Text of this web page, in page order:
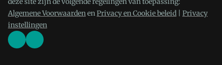
Algemene VoorwaardenenPrivacy en Cookie beleid
Privacy
instellingen